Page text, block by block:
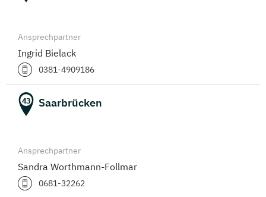
Ansprechpartner
Ingrid Bielack
0381-4909186
43 Saarbrücken
Ansprechpartner
Sandra Worthmann-Follmar
0681-32262